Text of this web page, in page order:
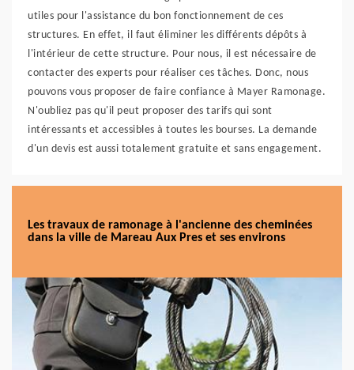
utiles pour l'assistance du bon fonctionnement de ces
structures. En effet, il faut éliminer les différents dépôts à
l'intérieur de cette structure. Pour nous, il est nécessaire de
contacter des experts pour réaliser ces tâches. Donc, nous
pouvons vous proposer de faire confiance à Mayer Ramonage.
N'oubliez pas qu'il peut proposer des tarifs qui sont
intéressants et accessibles à toutes les bourses. La demande
d'un devis est aussi totalement gratuite et sans engagement.
Les travaux de ramonage à l'ancienne des cheminées
dans la ville de Mareau Aux Pres et ses environs